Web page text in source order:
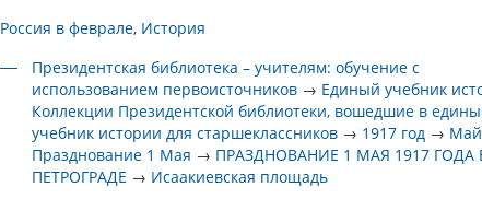
Россия в феврале История
Президентская библиотека – учителям: обучение с
использованием первоисточников → Единый учебник
Коллекции Президентской библиотеки, вошедшие в
учебник истории для старшеклассников → 1917 год → Май
Празднование 1 Мая → ПРАЗДНОВАНИЕ 1 МАЯ 1917 ГОДА
ПЕТРОГРАДЕ → Исаакиевская площадь